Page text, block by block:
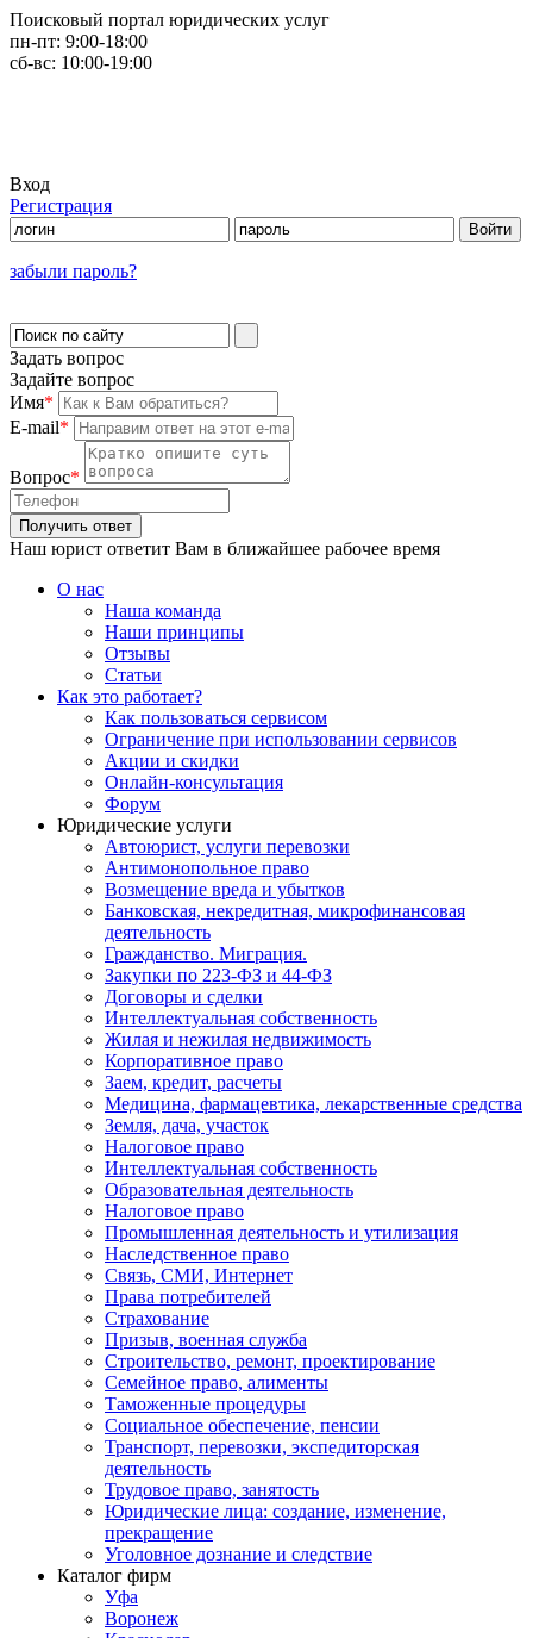
Поисковый портал юридических услуг
пн-пт: 9:00-18:00
сб-вс: 10:00-19:00
Вход
Регистрация
забыли пароль?
Задать вопрос
Задайте вопрос
Имя*
E-mail*
Вопрос*
Наш юрист ответит Вам в ближайшее рабочее время
О нас
Наша команда
Наши принципы
Отзывы
Статьи
Как это работает?
Как пользоваться сервисом
Ограничение при использовании сервисов
Акции и скидки
Онлайн-консультация
Форум
Юридические услуги
Автоюрист, услуги перевозки
Антимонопольное право
Возмещение вреда и убытков
Банковская, некредитная, микрофинансовая
деятельность
Гражданство. Миграция.
Закупки по 223-ФЗ и 44-ФЗ
Договоры и сделки
Интеллектуальная собственность
Жилая и нежилая недвижимость
Корпоративное право
Заем, кредит, расчеты
Медицина, фармацевтика, лекарственные средства
Земля, дача, участок
Налоговое право
Интеллектуальная собственность
Образовательная деятельность
Налоговое право
Промышленная деятельность и утилизация
Наследственное право
Связь, СМИ, Интернет
Права потребителей
Страхование
Призыв, военная служба
Строительство, ремонт, проектирование
Семейное право, алименты
Таможенные процедуры
Социальное обеспечение, пенсии
Транспорт, перевозки, экспедиторская
деятельность
Трудовое право, занятость
Юридические лица: создание, изменение,
прекращение
Уголовное дознание и следствие
Каталог фирм
Уфа
Воронеж